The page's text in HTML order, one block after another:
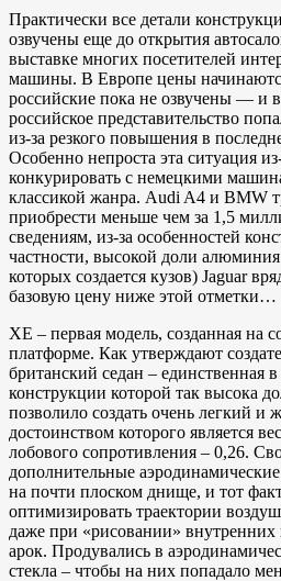
Практически все детали
озвучены еще до открытия
выставке многих посетителей
машины. В Европе цены
российские пока не озвучены — и
российское представительство
из-за резкого повышения в
Особенно непроста эта ситуация
конкурировать с немецкими
классикой жанра. Audi A4 и BMW
приобрести меньше чем за 1,5
сведениям, из-за особенностей
частности, высокой доли
которых создается кузов) Jaguar
базовую цену ниже этой отметки…
XE – первая модель, созданная на
платформе. Как утверждают
британский седан – единственная
конструкции которой так высока
позволило создать очень легкий
достоинством которого является
лобового сопротивления – 0,26.
дополнительные
на почти плоском днище, и тот
оптимизировать траектории
даже при «рисовании» внутренних
арок. Продувались в
стекла – чтобы на них попадало